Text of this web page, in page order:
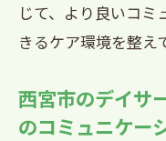
じて、より良いコミ
きるケア環境を整え
西宮市のデイサ
のコミュニケー